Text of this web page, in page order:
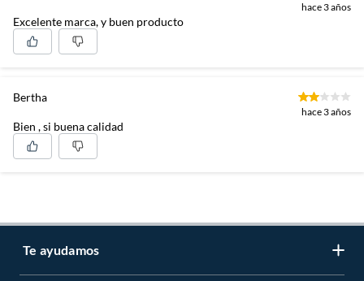
hace 3 años
Excelente marca, y buen producto
Bertha
hace 3 años
Bien , si buena calidad
Te ayudamos